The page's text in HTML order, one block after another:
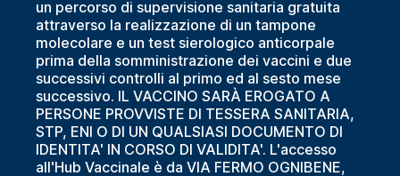
un percorso di supervisione sanitaria gratuita
attraverso la realizzazione di un tampone
molecolare e un test sierologico anticorpale
prima della somministrazione dei vaccini e due
successivi controlli al primo ed al sesto mese
successivo. IL VACCINO SARÀ EROGATO A
PERSONE PROVVISTE DI TESSERA SANITARIA,
STP, ENI O DI UN QUALSIASI DOCUMENTO DI
IDENTITA' IN CORSO DI VALIDITA'. L'accesso
all'Hub Vaccinale è da VIA FERMO OGNIBENE,